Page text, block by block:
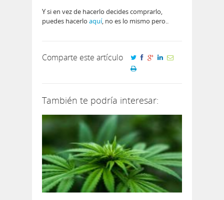
Y si en vez de hacerlo decides comprarlo,
puedes hacerlo aquí, no es lo mismo pero..
Comparte este artículo
También te podría interesar: